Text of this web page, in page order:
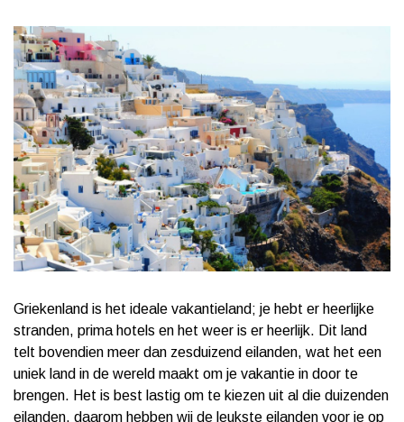
Griekenland is het ideale vakantieland; je hebt er heerlijke
stranden, prima hotels en het weer is er heerlijk. Dit land
telt bovendien meer dan zesduizend eilanden, wat het een
uniek land in de wereld maakt om je vakantie in door te
brengen. Het is best lastig om te kiezen uit al die duizenden
eilanden, daarom hebben wij de leukste eilanden voor je op